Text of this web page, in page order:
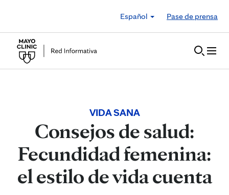
Español
Pase de prensa
VIDA SANA
Consejos de salud:
Fecundidad femenina:
el estilo de vida cuenta